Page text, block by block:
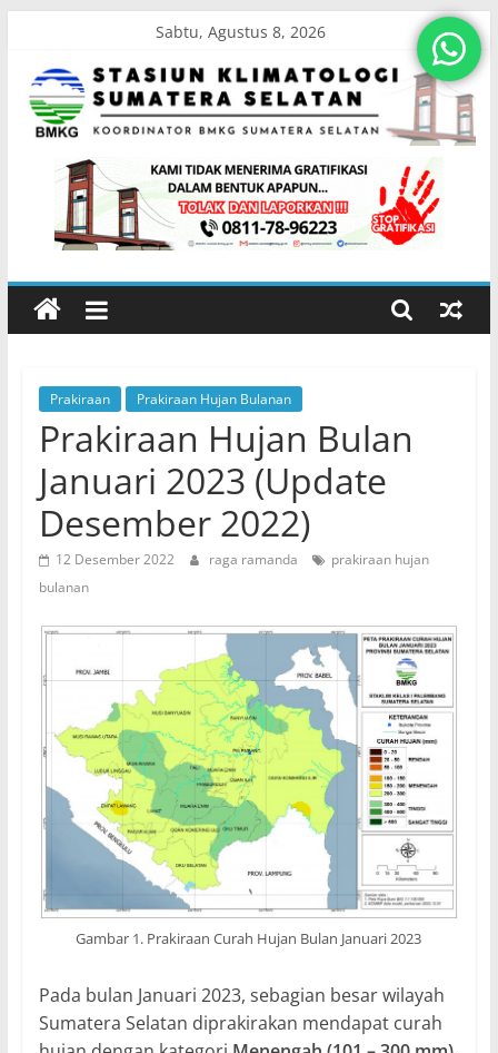
content
Sabtu, Agustus 8, 2026
Stasiun
Klimatologi
Sumatera
Koordinator
BMKG
Sumatera
Selatan
Prakiraan Prakiraan Hujan Bulanan
Prakiraan Hujan Bulan
Januari 2023 (Update
Desember 2022)
12 Desember 2022 raga ramanda
prakiraan hujan
bulanan
Gambar 1. Prakiraan Curah Hujan Bulan Januari 2023
Pada bulan Januari 2023, sebagian besar wilayah
Sumatera Selatan diprakirakan mendapat curah